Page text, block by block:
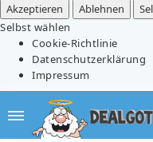
Akzeptieren
Ablehnen
Selbst wählen
Cookie-Richtlinie
Datenschutzerklärung
Impressum